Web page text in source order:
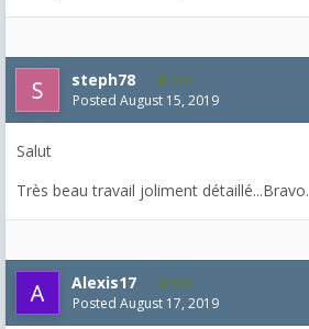
steph78 210
Posted August 15, 2019
Salut
Très beau travail joliment détaillé...Bravo.
Alexis17 598
Posted August 17, 2019